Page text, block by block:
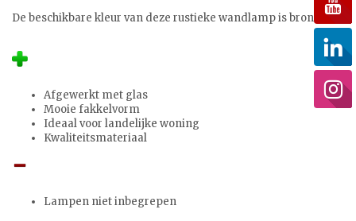
De beschikbare kleur van deze rustieke wandlamp is brons.
Afgewerkt met glas
Mooie fakkelvorm
Ideaal voor landelijke woning
Kwaliteitsmateriaal
Lampen niet inbegrepen